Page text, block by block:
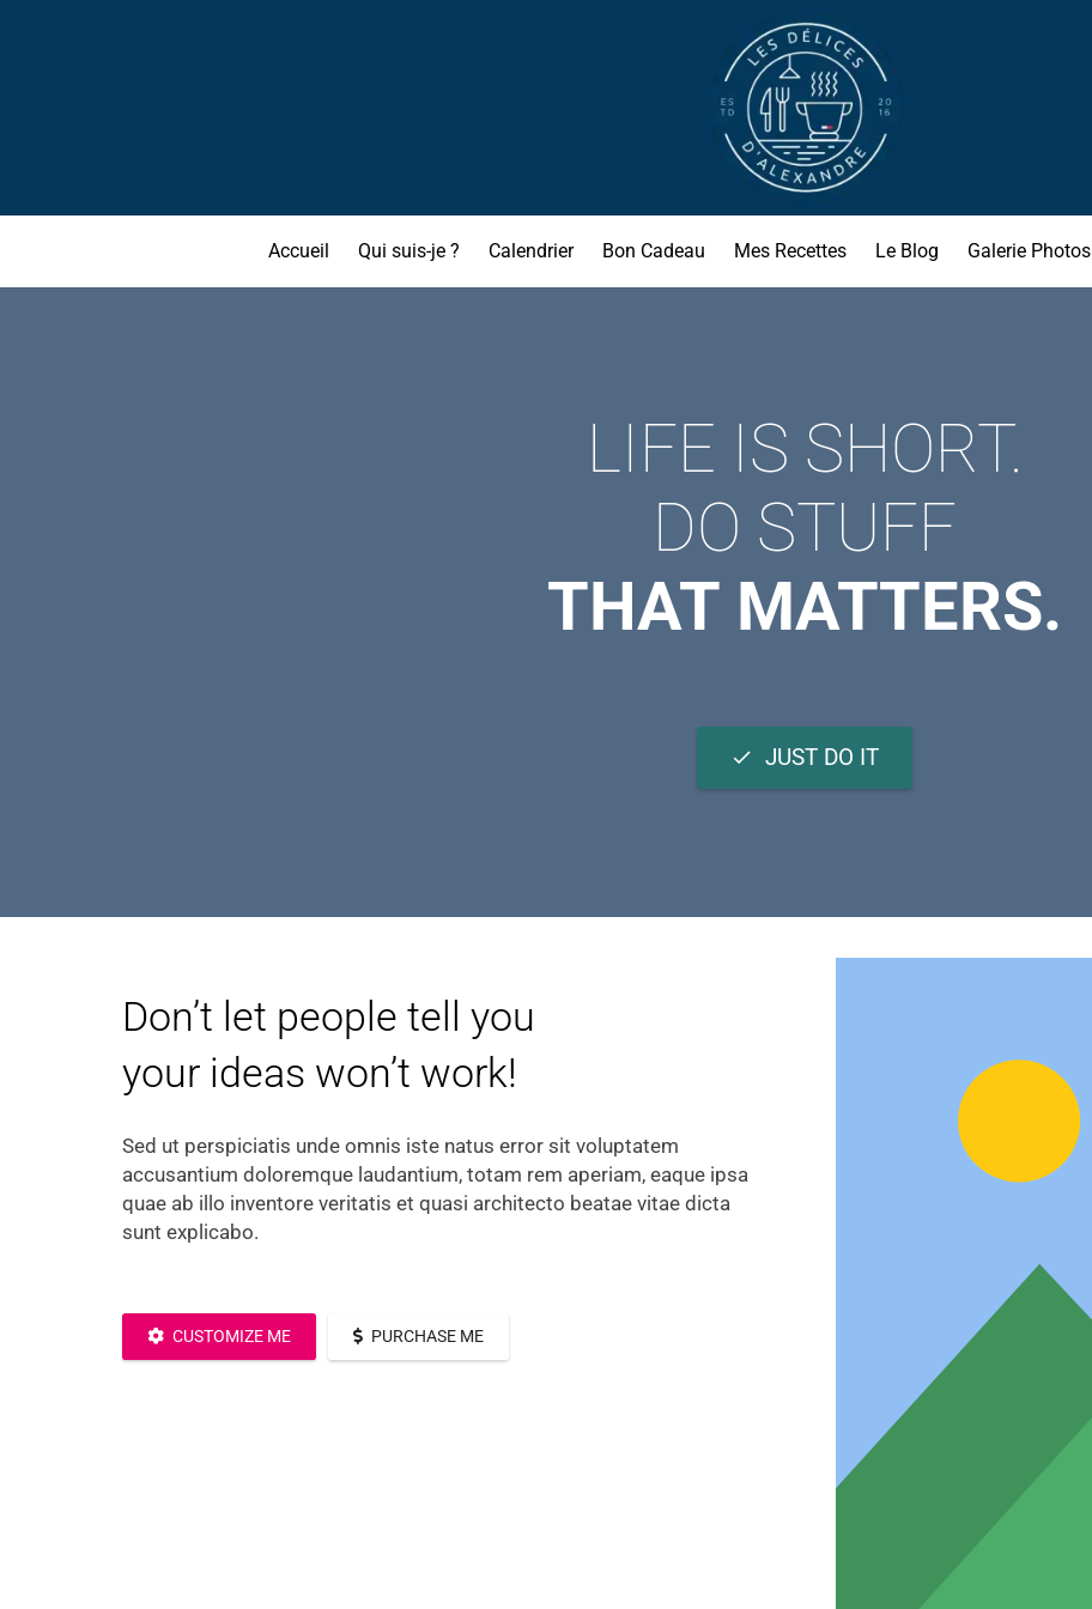
Accueil Qui suis-je ? Calendrier Bon Cadeau Mes Recettes Le Blog Galerie Photos
LIFE IS SHORT.
DO STUFF
THAT MATTERS.
done JUST DO IT
Don’t let people tell you
your ideas won’t work!
Sed ut perspiciatis unde omnis iste natus error sit voluptatem
accusantium doloremque laudantium, totam rem aperiam, eaque ipsa
quae ab illo inventore veritatis et quasi architecto beatae vitae dicta
sunt explicabo.
CUSTOMIZE ME PURCHASE ME